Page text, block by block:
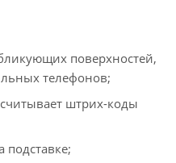
поверхностей,
телефонов;
штрих-коды